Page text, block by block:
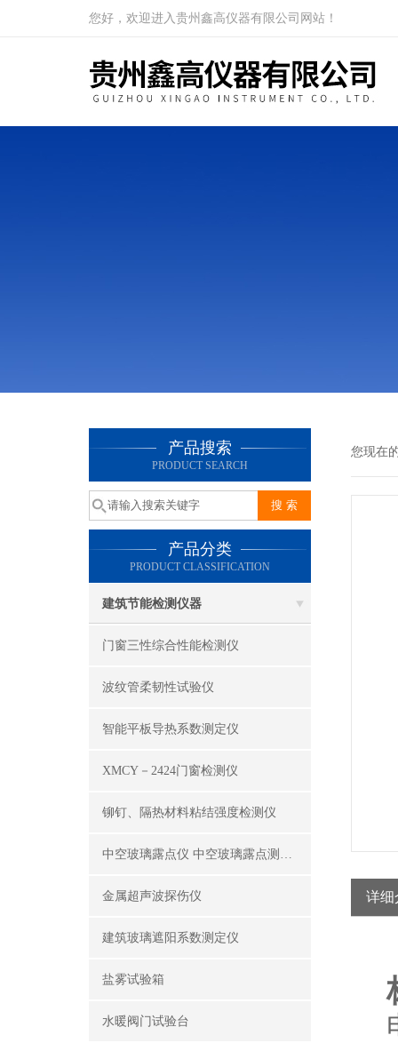
您好，欢迎进入贵州鑫高仪器有限公司网站！
产品搜索
PRODUCT SEARCH
产品分类
PRODUCT CLASSIFICATION
建筑节能检测仪器
门窗三性综合性能检测仪
波纹管柔韧性试验仪
智能平板导热系数测定仪
XMCY－2424门窗检测仪
铆钉、隔热材料粘结强度检测仪
中空玻璃露点仪 中空玻璃露点测试仪器
金属超声波探伤仪
建筑玻璃遮阳系数测定仪
盐雾试验箱
水暖阀门试验台
您现在
详细